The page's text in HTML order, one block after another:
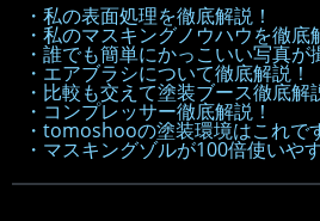
・私の表面処理を徹底解説！
・私のマスキングノウハウを徹底
・誰でも簡単にかっこいい写真が
・エアブラシについて徹底解説！
・比較も交えて塗装ブース徹底解
・コンプレッサー徹底解説！
・tomoshooの塗装環境はこれで
・マスキングゾルが100倍使いや